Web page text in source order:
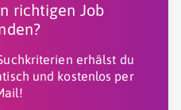
richtigen Job
erhälst du
und kostenlos per